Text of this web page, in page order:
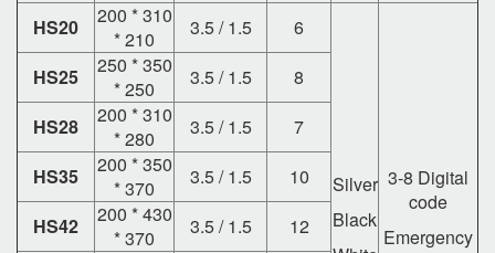
HS20
200 * 310
* 210
3.5 / 1.5 6
Silver
Black
3-8 Digital
code
Emergency
HS25
250 * 350
* 250
3.5 / 1.5
8
HS28
200 * 310
* 280
3.5 / 1.5
7
HS35
200 * 350
* 370
3.5 / 1.5
10
HS42
200 * 430
* 370
3.5 / 1.5
12